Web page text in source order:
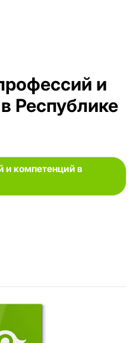
и
Республике
и компетенций в